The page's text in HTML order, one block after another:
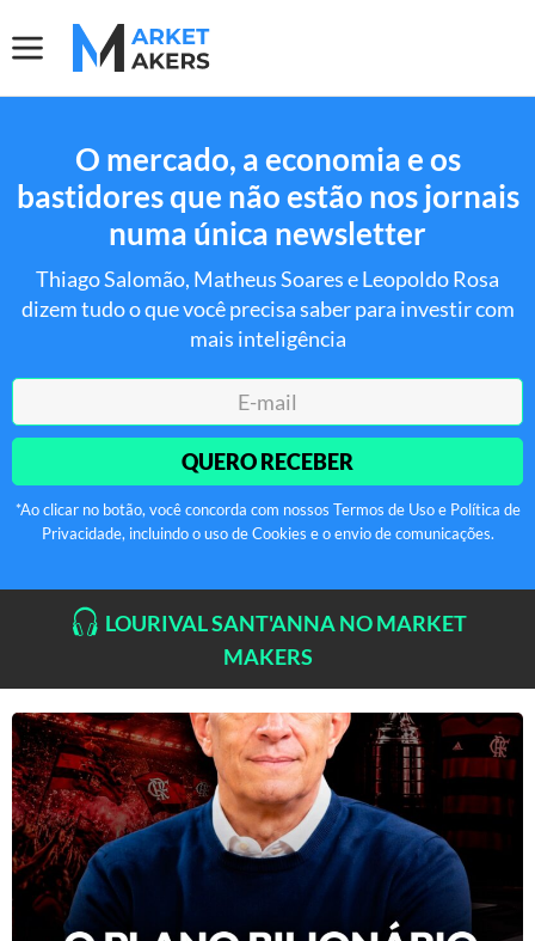
O mercado, a economia e os
bastidores que não estão nos jornais
numa única newsletter
Thiago Salomão, Matheus Soares e Leopoldo Rosa
dizem tudo o que você precisa saber para investir com
mais inteligência
QUERO RECEBER
*Ao clicar no botão, você concorda com nossos Termos de Uso e Política de
Privacidade, incluindo o uso de Cookies e o envio de comunicações.
LOURIVAL SANT'ANNA NO MARKET
MAKERS